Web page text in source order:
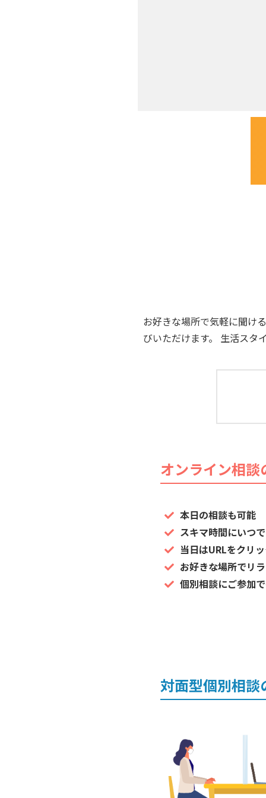
お好きな場所で気軽に聞ける
びいただけます。 生活スタ
オンライン相談
本日の相談も可能
スキマ時間にいつ
当日はURLをクリ
お好きな場所でリ
個別相談にご参加
対面型個別相談